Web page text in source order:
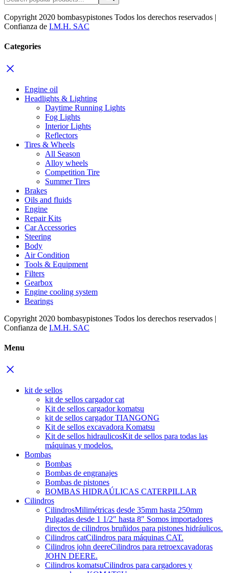
Copyright 2020 bombasypistones Todos los derechos reservados |
Confianza de I.M.H. SAC
Categories
Engine oil
Headlights & Lighting
Daytime Running Lights
Fog Lights
Interior Lights
Reflectors
Tires & Wheels
All Season
Alloy wheels
Competition Tire
Summer Tires
Brakes
Oils and fluids
Engine
Repair Kits
Car Accessories
Steering
Body
Air Condition
Tools & Equipment
Filters
Gearbox
Engine cooling system
Bearings
Copyright 2020 bombasypistones Todos los derechos reservados |
Confianza de I.M.H. SAC
Menu
kit de sellos
kit de sellos cargador cat
Kit de sellos cargador komatsu
kit de sellos cargador TIANGONG
Kit de sellos excavadora Komatsu
Kit de sellos hidraulicosKit de sellos para todas las
máquinas y modelos.
Bombas
Bombas
Bombas de engranajes
Bombas de pistones
BOMBAS HIDRAÚLICAS CATERPILLAR
Cilindros
CilindrosMilimétricas desde 35mm hasta 250mm
Pulgadas desde 1 1/2″ hasta 8″ Somos importadores
directos de cilindros bruñidos para pistones hidráulicos.
Cilindros catCilindros para máquinas CAT.
Cilindros john deereCilindros para retroexcavadoras
JOHN DEERE.
Cilindros komatsuCilindros para cargadores y